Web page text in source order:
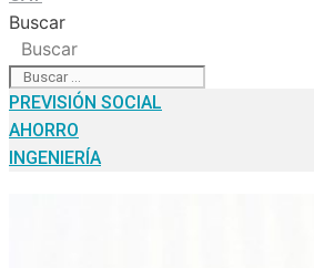
Buscar
Buscar
PREVISIÓN SOCIAL
AHORRO
INGENIERÍA